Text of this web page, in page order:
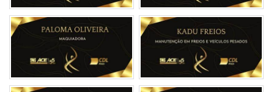
ARCOS RECEBE ESCOLA DE MÚSICA GRATUITA
PARA JOVENS
A Fundação Dirce Figueiredo, referência em projetos culturais
em Minas Gerais, inaugura sua unidade em Arcos com a
abertura de uma Escola de Música gratuita p...